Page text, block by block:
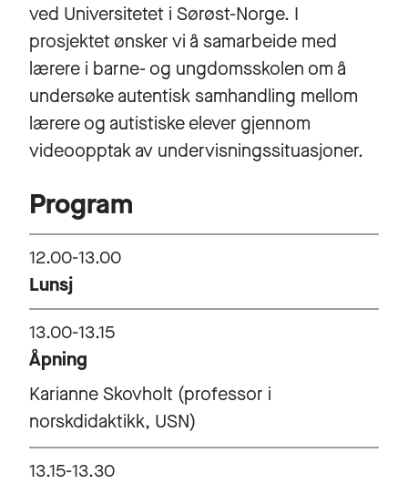
ved Universitetet i Sørøst-Norge. I
prosjektet ønsker vi å samarbeide med
lærere i barne- og ungdomsskolen om å
undersøke autentisk samhandling mellom
lærere og autistiske elever gjennom
videoopptak av undervisningssituasjoner.
Program
12.00-13.00
Lunsj
13.00-13.15
Åpning
Karianne Skovholt (professor i
norskdidaktikk, USN)
13.15-13.30